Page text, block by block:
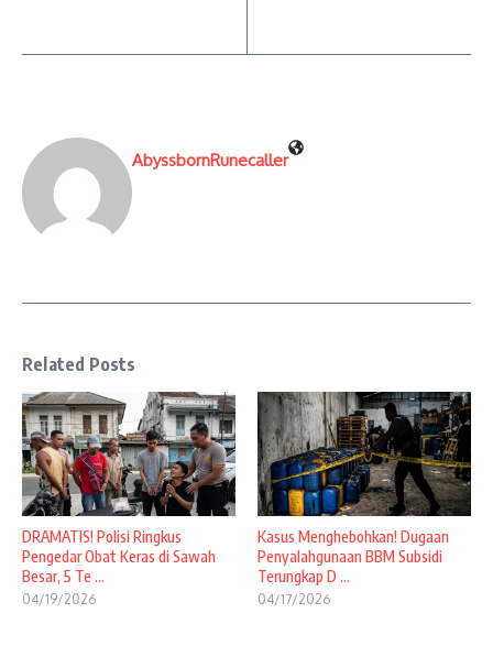
AbyssbornRunecaller
Related Posts
DRAMATIS! Polisi Ringkus
Pengedar Obat Keras di Sawah
Besar, 5 Te ...
04/19/2026
Kasus Menghebohkan! Dugaan
Penyalahgunaan BBM Subsidi
Terungkap D ...
04/17/2026